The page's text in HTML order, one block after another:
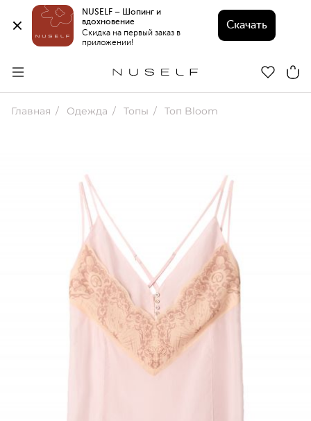
NUSELF – Шопинг и
вдохновение
Скидка на первый заказ в
приложении!
Скачать
Главная Одежда Топы Топ Bloom